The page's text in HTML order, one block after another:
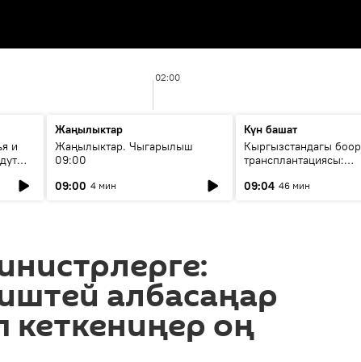
02:00
и
Жаңылыктар
Жаңылыктар. Чыгарылыш
09:00
09:00 4 мин
Күн башат
Кыргызстандагы боор
трансплантациясы:
келечеги
09:04 46 мин
албасаңар
оң